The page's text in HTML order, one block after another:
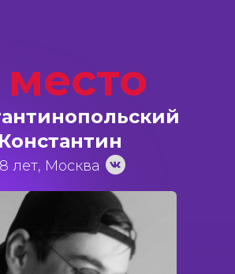
место
лет, Москва
Константин